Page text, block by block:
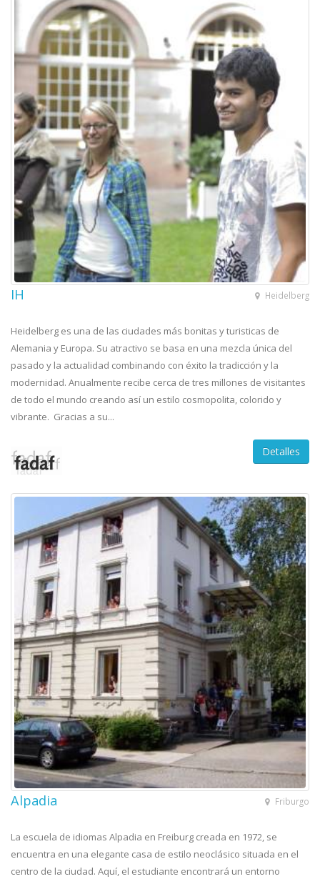
Heidelberg
IH
Heidelberg es una de las ciudades más bonitas y turisticas de
Alemania y Europa. Su atractivo se basa en una mezcla única del
pasado y la actualidad combinando con éxito la tradicción y la
modernidad. Anualmente recibe cerca de tres millones de visitantes
de todo el mundo creando así un estilo cosmopolita, colorido y
vibrante. Gracias a su...
Detalles
Friburgo
Alpadia
La escuela de idiomas Alpadia en Freiburg creada en 1972, se
encuentra en una elegante casa de estilo neoclásico situada en el
centro de la ciudad. Aquí, el estudiante encontrará un entorno